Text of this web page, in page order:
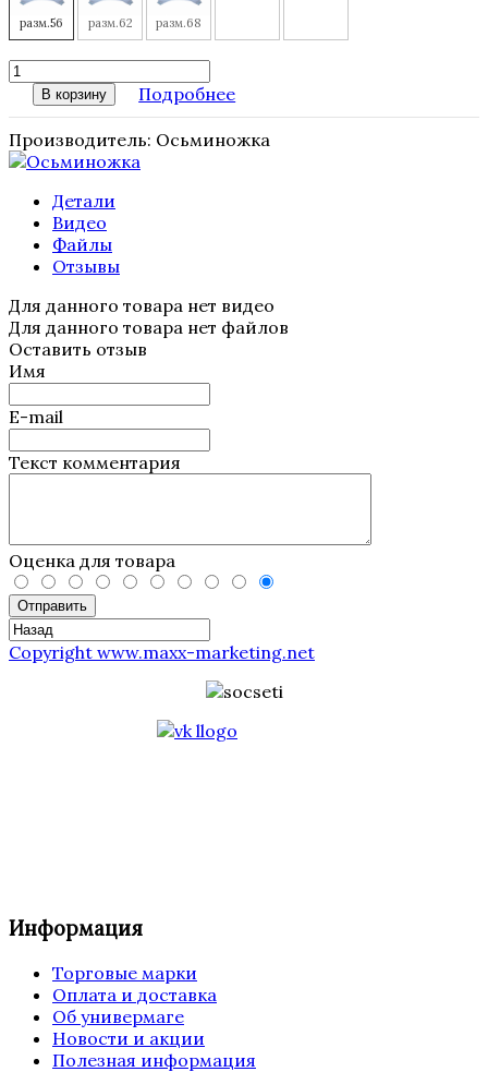
разм.56 разм.62 разм.68
В корзину Подробнее
Производитель: Осьминожка
Детали
Видео
Файлы
Отзывы
Для данного товара нет видео
Для данного товара нет файлов
Оставить отзыв
Имя
E-mail
Текст комментария
Оценка для товара
Отправить
Copyright www.maxx-marketing.net
Информация
Торговые марки
Оплата и доставка
Об универмаге
Новости и акции
Полезная информация